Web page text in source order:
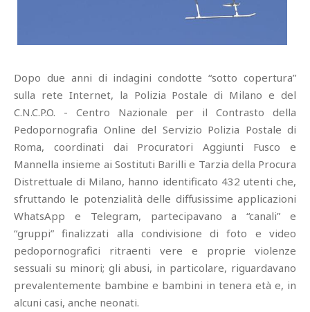
Dopo due anni di indagini condotte “sotto copertura”
sulla rete Internet, la Polizia Postale di Milano e del
C.N.C.P.O. - Centro Nazionale per il Contrasto della
Pedopornografia Online del Servizio Polizia Postale di
Roma, coordinati dai Procuratori Aggiunti Fusco e
Mannella insieme ai Sostituti Barilli e Tarzia della Procura
Distrettuale di Milano, hanno identificato 432 utenti che,
sfruttando le potenzialità delle diffusissime applicazioni
WhatsApp e Telegram, partecipavano a “canali” e
“gruppi” finalizzati alla condivisione di foto e video
pedopornografici ritraenti vere e proprie violenze
sessuali su minori; gli abusi, in particolare, riguardavano
prevalentemente bambine e bambini in tenera età e, in
alcuni casi, anche neonati.